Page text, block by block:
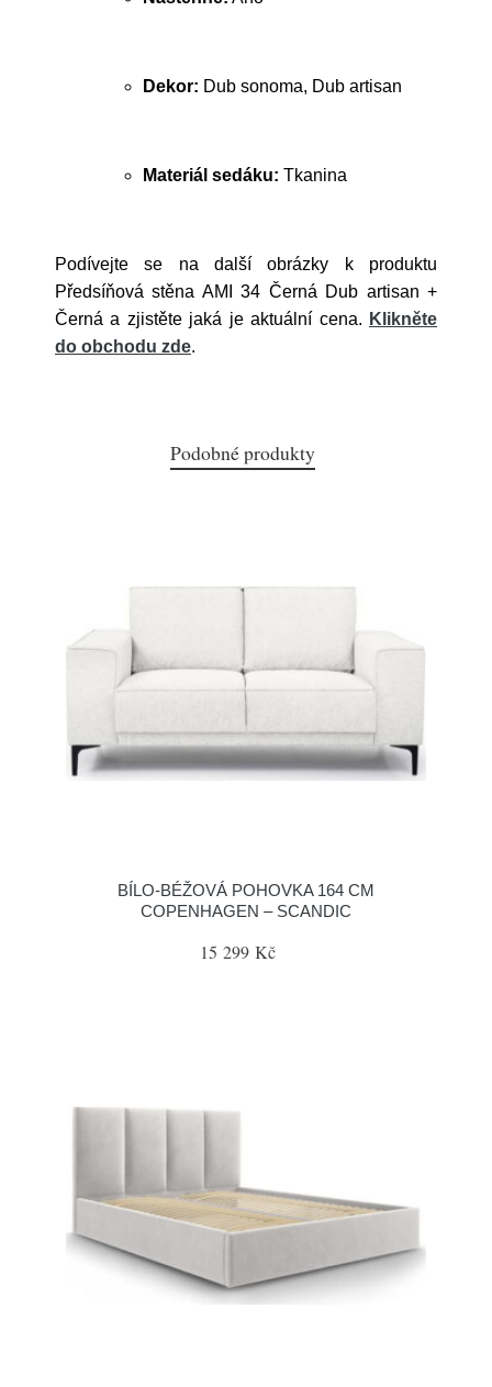
Dekor: Dub sonoma, Dub artisan
Materiál sedáku: Tkanina
Podívejte se na další obrázky k produktu
Předsíňová stěna AMI 34 Černá Dub artisan +
Černá a zjistěte jaká je aktuální cena. Klikněte
do obchodu zde.
Podobné produkty
BÍLO-BÉŽOVÁ POHOVKA 164 CM
COPENHAGEN – SCANDIC
15 299 Kč